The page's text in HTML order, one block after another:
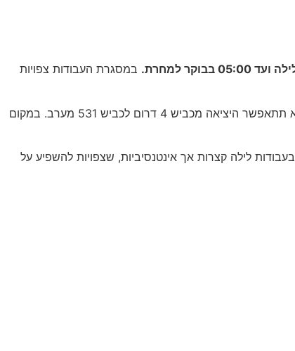
במסגרת העבודות צפויות
במהלך העבודות תיחסם התנועה בכביש 4 לכיוון דרום, ממחלף רעננה דרום. בנוסף, ייחסמו כלל היציאות המובילות לכביש 4 דרום באזור, ולא תתאפשר היציאה מכביש 4 דרום לכביש 531 מערב. במקום
לילה קצרות אך אינטנסיביות, שצפויות להשפיע על